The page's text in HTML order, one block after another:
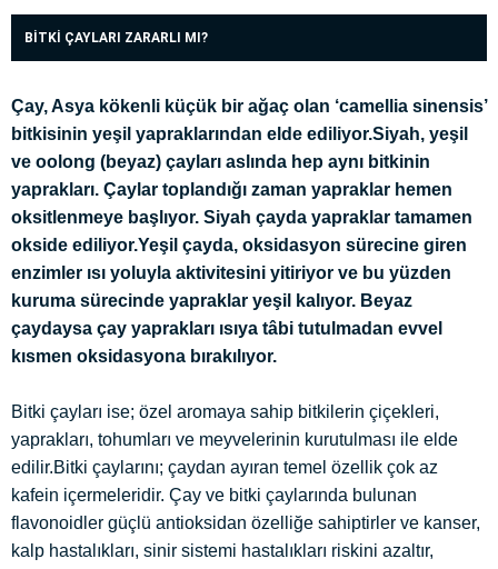
BİTKİ ÇAYLARI ZARARLI MI?
Çay, Asya kökenli küçük bir ağaç olan ‘camellia sinensis’
bitkisinin yeşil yapraklarından elde ediliyor.Siyah, yeşil
ve oolong (beyaz) çayları aslında hep aynı bitkinin
yaprakları. Çaylar toplandığı zaman yapraklar hemen
oksitlenmeye başlıyor. Siyah çayda yapraklar tamamen
okside ediliyor.Yeşil çayda, oksidasyon sürecine giren
enzimler ısı yoluyla aktivitesini yitiriyor ve bu yüzden
kuruma sürecinde yapraklar yeşil kalıyor. Beyaz
çaydaysa çay yaprakları ısıya tâbi tutulmadan evvel
kısmen oksidasyona bırakılıyor.
Bitki çayları ise; özel aromaya sahip bitkilerin çiçekleri,
yaprakları, tohumları ve meyvelerinin kurutulması ile elde
edilir.Bitki çaylarını; çaydan ayıran temel özellik çok az
kafein içermeleridir. Çay ve bitki çaylarında bulunan
flavonoidler güçlü antioksidan özelliğe sahiptirler ve kanser,
kalp hastalıkları, sinir sistemi hastalıkları riskini azaltır,